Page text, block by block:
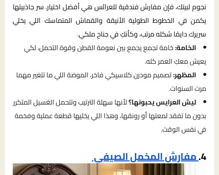
نجوم لبيتك، فإن مفارش فندقية للعرائس هي أفضل اختيار. سر جاذبيتها
يكمن في الخطوط الطولية الأنيقة والقماش المتماسك اللي يخلي
سريرك دايمًا شكله مرتب، وكأنكِ في جناح ملكي.
الخامة:خامة تجمع يجمع بين نعومة القطن وقوة التحمل، لكي
يعيش معكِ العمر كله.
المظهر:تصميم مودرن كلاسيكي فاخر، الموضة اللي ما تتغير مهما
مرت السنوات.
ليش العرايس يحبونها؟لأنها سهلة الترتيب وتتحمل الغسيل المتكرر
بدون ما تفقد لمعتها أو رونقها، وهذا اللي يخليها قطعة عملية وفخمة
في نفس الوقت.
4.مفارش المخمل الصيفي